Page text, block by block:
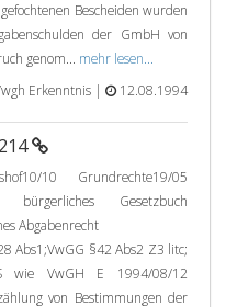
Bescheiden wurden
der GmbH von
genom... mehr lesen...
Erkenntnis | 12.08.1994
10 Grundrechte19/05
bürgerliches Gesetzbuch
Abgabenrecht
Abs1;VwGG §42 Abs2 Z3 litc;
wie VwGH E 1994/08/12
von Bestimmungen der